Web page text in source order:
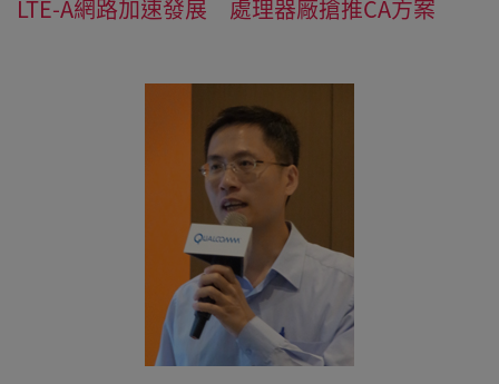
LTE-A網路加速發展 處理器廠搶推CA方案